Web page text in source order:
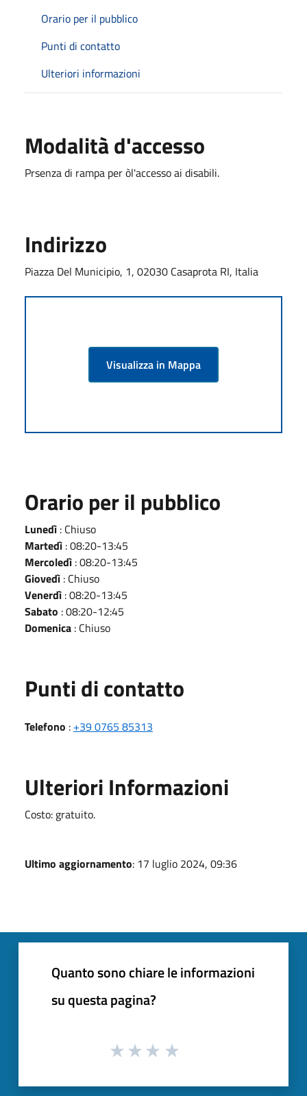
Orario per il pubblico
Punti di contatto
Ulteriori informazioni
Modalità d'accesso
Prsenza di rampa per òl'accesso ai disabili.
Indirizzo
Piazza Del Municipio, 1, 02030 Casaprota RI, Italia
Visualizza in Mappa
Orario per il pubblico
Lunedì : Chiuso
Martedì : 08:20-13:45
Mercoledì : 08:20-13:45
Giovedì : Chiuso
Venerdì : 08:20-13:45
Sabato : 08:20-12:45
Domenica : Chiuso
Punti di contatto
Telefono : +39 0765 85313
Ulteriori Informazioni
Costo: gratuito.
Ultimo aggiornamento: 17 luglio 2024, 09:36
Quanto sono chiare le informazioni
su questa pagina?